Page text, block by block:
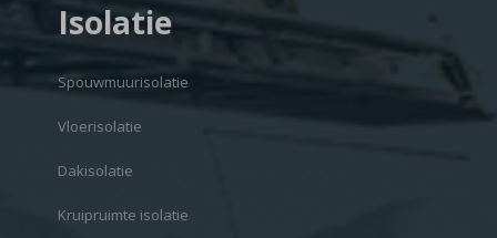
Isolatie
Spouwmuurisolatie
Vloerisolatie
Dakisolatie
Kruipruimte isolatie